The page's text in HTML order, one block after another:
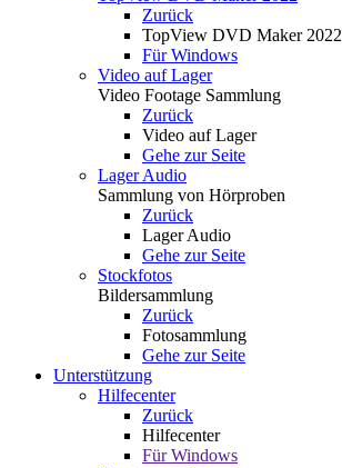
Zurück
TopView DVD Maker 2022
Für Windows
Video auf Lager
Video Footage Sammlung
Zurück
Video auf Lager
Gehe zur Seite
Lager Audio
Sammlung von Hörproben
Zurück
Lager Audio
Gehe zur Seite
Stockfotos
Bildersammlung
Zurück
Fotosammlung
Gehe zur Seite
Unterstützung
Hilfecenter
Zurück
Hilfecenter
Für Windows